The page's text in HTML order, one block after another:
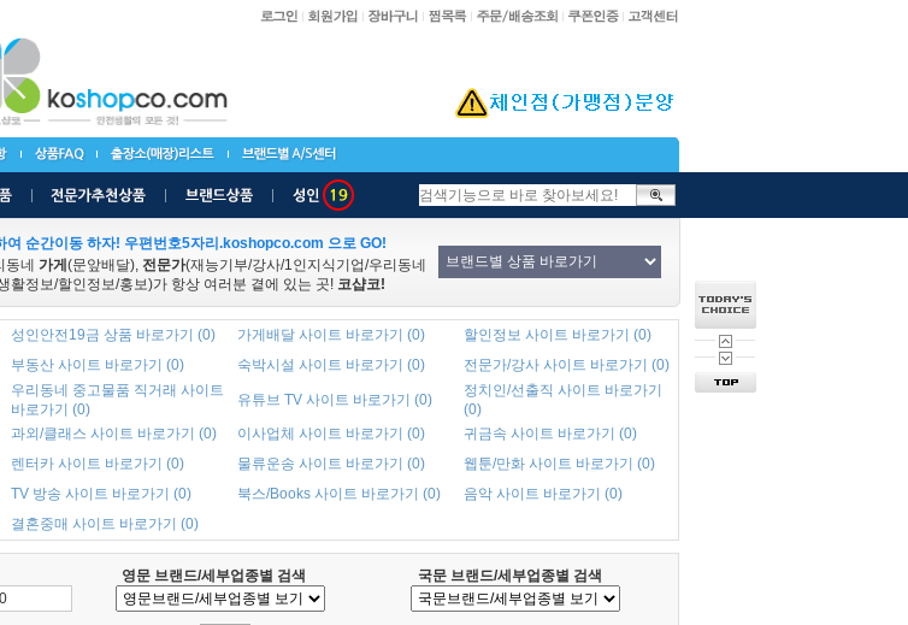
여 순간이동 하자! 우편번호5자리.koshopco.com 으로 GO!
동네 가게 (문앞배달), 전문가(재능기부/강사/1인지식기업/우리동네
활정보/할인정보/홍보)가 항상 여러분 곁에 있는 곳! 코샵코!
성인안전19금 상품 바로가기 (0) 가게배달 사이트 바로가기 (0)
할인정보 사이트 바로가기 (0)
부동산 사이트 바로가기 (0) 숙박시설 사이트 바로가기 (0)
전문가/강사 사이트 바로가기 (0)
우리동네 중고물품 직거래 사이트
바로가기 (0)
유튜브 TV 사이트 바로가기 (0)
정치인/선출직 사이트 바로가기
(0)
과외/클래스 사이트 바로가기 (0) 이사업체 사이트 바로가기 (0)
귀금속 사이트 바로가기 (0)
렌터카 사이트 바로가기 (0) 물류운송 사이트 바로가기 (0)
웹툰/만화 사이트 바로가기 (0)
TV 방송 사이트 바로가기 (0) 북스/Books 사이트 바로가기 (0)
음악 사이트 바로가기 (0)
결혼중매 사이트 바로가기 (0)
영문 브랜드/세부업종별 검색
국문 브랜드/세부업종별 검색